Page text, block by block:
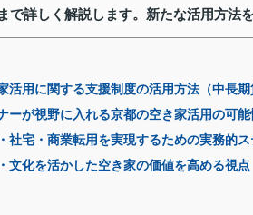
で詳しく解説します。新たな活用方法
活用に関する支援制度の活用方法（中長
ーが視野に入れる京都の空き家活用の可能
社宅・商業転用を実現するための実務的
文化を活かした空き家の価値を高める視点